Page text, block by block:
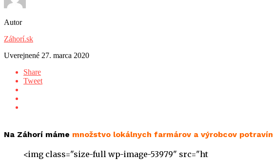
Autor
Záhorí.sk
Uverejnené 27. marca 2020
Share
Tweet
Na Záhorí máme množstvo lokálnych farmárov a výrobcov potravín
<img class="size-full wp-image-53979" src="ht